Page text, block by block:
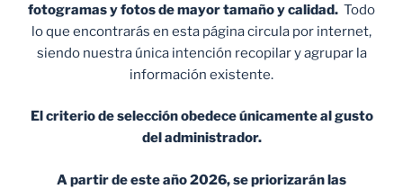
fotogramas y fotos de mayor tamaño y calidad. Todo
lo que encontrarás en esta página circula por internet,
siendo nuestra única intención recopilar y agrupar la
información existente.
El criterio de selección obedece únicamente al gusto
del administrador.
A partir de este año 2026, se priorizarán las